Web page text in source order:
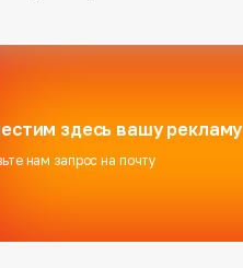
здесь вашу рекламу
нам запрос на почту